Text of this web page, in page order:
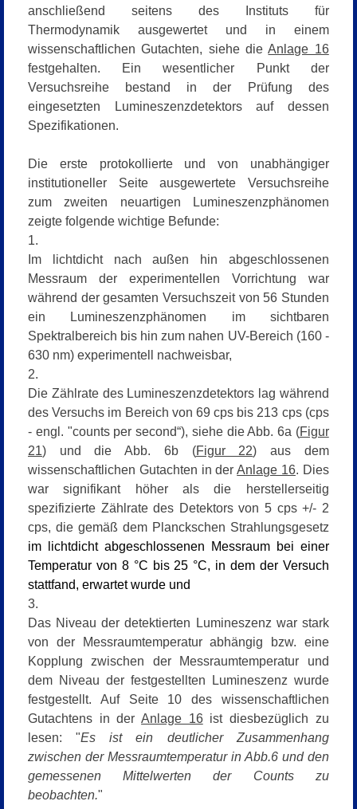
anschließend seitens des Instituts für
Thermodynamik ausgewertet und in einem
wissenschaftlichen Gutachten, siehe dieAnlage 16
festgehalten. Ein wesentlicher Punkt der
Versuchsreihe bestand in der Prüfung des
eingesetzten Lumineszenzdetektors auf dessen
Spezifikationen.
Die erste protokollierte und von unabhängiger
institutioneller Seite ausgewertete Versuchsreihe
zum zweiten neuartigen Lumineszenzphänomen
zeigte folgende wichtige Befunde:
1.
Im lichtdicht nach außen hin abgeschlossenen
Messraum der experimentellen Vorrichtung war
während der gesamten Versuchszeit von 56 Stunden
ein Lumineszenzphänomen im sichtbaren
Spektralbereich bis hin zum nahen UV-Bereich (160 -
630 nm) experimentell nachweisbar,
2.
Die Zählrate des Lumineszenzdetektors lag während
des Versuchs im Bereich von 69 cps bis 213 cps (cps
- engl. "counts per second“), siehe die Abb. 6a (Figur
21) und die Abb. 6b (Figur 22) aus dem
wissenschaftlichen Gutachten in derAnlage 16. Dies
war signifikant höher als die herstellerseitig
spezifizierte Zählrate des Detektors von 5 cps +/- 2
cps, die gemäß dem Planckschen Strahlungsgesetz
im lichtdicht abgeschlossenen Messraum bei einer
Temperatur von 8 °C bis 25 °C, in dem der Versuch
stattfand, erwartet wurde und
3.
Das Niveau der detektierten Lumineszenz war stark
von der Messraumtemperatur abhängig bzw. eine
Kopplung zwischen der Messraumtemperatur und
dem Niveau der festgestellten Lumineszenz wurde
festgestellt. Auf Seite 10 des wissenschaftlichen
Gutachtens in derAnlage 16ist diesbezüglich zu
lesen: "Es ist ein deutlicher Zusammenhang
zwischen der Messraumtemperatur in Abb.6 und den
gemessenen Mittelwerten der Counts zu
beobachten."